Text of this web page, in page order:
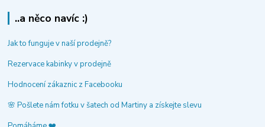
..a něco navíc :)
Jak to funguje v naší prodejně?
Rezervace kabinky v prodejně
Hodnocení zákaznic z Facebooku
🌸 Pošlete nám fotku v šatech od Martiny a získejte slevu